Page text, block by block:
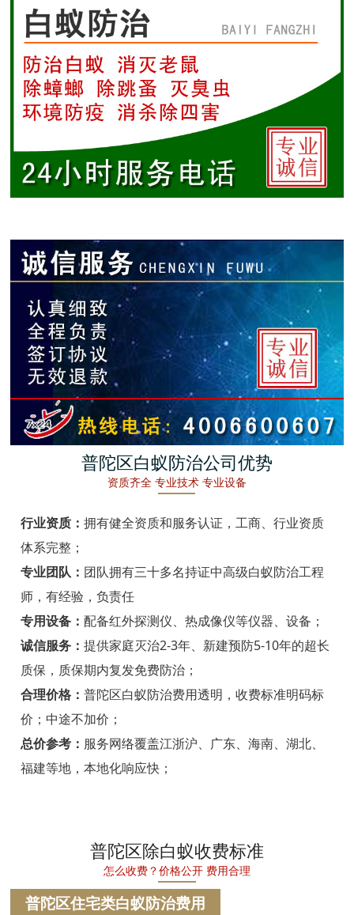
射阳白蚁防治
建湖白蚁防治
东台白蚁防治
涟水白蚁防治
金湖白蚁防治
杭州白蚁防治
建德白蚁防治
桐庐白蚁防治
淳安白蚁防治
宁波白蚁防治
象山白蚁防治
温州白蚁防治
瑞安白蚁防治
乐清白蚁防治
龙港白蚁防治
永嘉白蚁防治
平阳白蚁防治
普陀区白蚁防治公司优势
资质齐全 专业技术 专业设备
行业资质： 拥有健全资质和服务认证，工商、行业资质
体系完整；
专业团队： 团队拥有三十多名持证中高级白蚁防治工程
师，有经验，负责任
专用设备： 配备红外探测仪、热成像仪等仪器、设备；
诚信服务： 提供家庭灭治2-3年、新建预防5-10年的超长
质保，质保期内复发免费防治；
合理价格： 普陀区白蚁防治费用透明，收费标准明码标
价；中途不加价；
总价参考： 服务网络覆盖江浙沪、广东、海南、湖北、
福建等地，本地化响应快；
普陀区除白蚁收费标准
怎么收费？价格公开 费用合理
普陀区住宅类白蚁防治费用